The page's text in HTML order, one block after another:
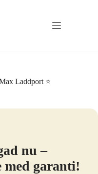
Laddport ⭐
nu –
med garanti!